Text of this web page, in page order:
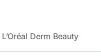
L’Oréal Derm Beauty